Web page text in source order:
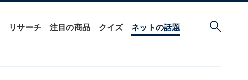
リサーチ 注目の商品 クイズ ネットの話題